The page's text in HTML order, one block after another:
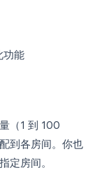
功能
（1 到 100
到各房间。你也
定房间。